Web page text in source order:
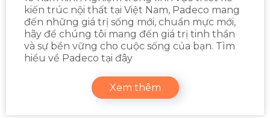
kiến trúc nội thất tại Việt Nam, Padeco mang
đến những giá trị sống mới, chuẩn mực mới,
hãy để chúng tôi mang đến giá trị tinh thần
và sự bền vững cho cuộc sống của bạn. Tìm
hiểu về Padeco tại đây
Xem thêm